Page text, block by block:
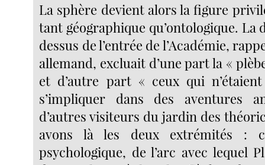
La sphère devient alors la figure
tant géographique qu’ontologique. La
dessus de l’entrée de l’Académie,
allemand, excluait d’une part la «
et d’autre part « ceux qui
s’impliquer dans des aventures
d’autres visiteurs du jardin des
avons là les deux extrémités :
psychologique, de l’arc avec lequel